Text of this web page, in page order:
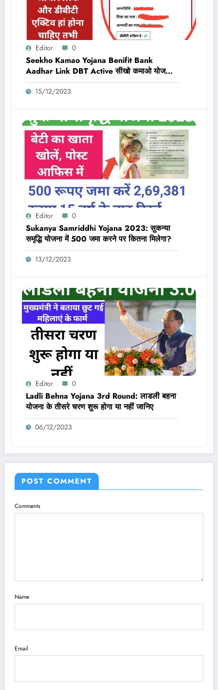
Editor 0
Seekho Kamao Yojana Benifit Bank
Aadhar Link DBT Active सीखो कमाओ योजना
का लाभ तभी मिलेगा 10,000 Rs जब बैंक डीबीटी
एक्टिव और आधार लिंक होगा
15/12/2023
Editor 0
Sukanya Samriddhi Yojana 2023: सुकन्या
समृद्धि योजना में 500 जमा करने पर कितना मिलेगा?
13/12/2023
Editor 0
Ladli Behna Yojana 3rd Round: लाडली बहना
योजना के तीसरे चरण शुरू होगा या नहीं जानिए
06/12/2023
POST COMMENT
Comments
Name
Email